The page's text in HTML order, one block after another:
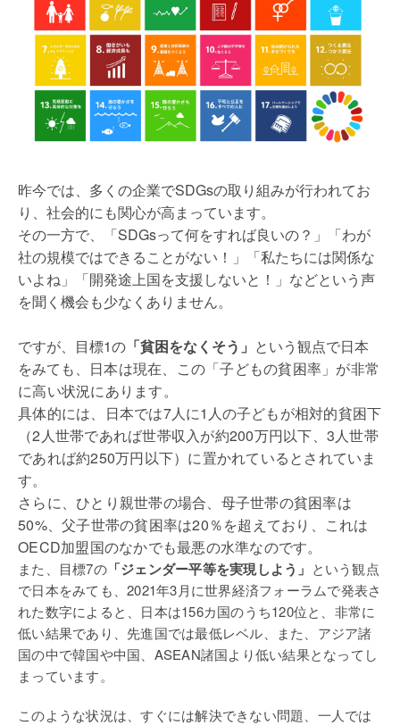
昨今では、多くの企業でSDGsの取り組みが行われてお
り、社会的にも関心が高まっています。
その一方で、「SDGsって何をすれば良いの？」「わが
社の規模ではできることがない！」「私たちには関係な
いよね」「開発途上国を支援しないと！」などという声
を聞く機会も少なくありません。
ですが、目標1の 「貧困をなくそう」 という観点で日本
をみても、 日本は現在、この「子どもの貧困率」が非常
に高い状況にあります。
具体的には、日本では7人に1人の子どもが相対的貧困下
（2人世帯であれば世帯収入が約200万円以下、3人世帯
であれば約250万円以下）に置かれているとされていま
す。
さらに、ひとり親世帯の場合、母子世帯の貧困率は
50%、父子世帯の貧困率は20％を超えており、これは
OECD加盟国のなかでも最悪の水準なのです。
また、目標7の「ジェンダー平等を実現しよう」 という観点
で日本をみても、 2021年3月に世界経済フォーラムで発表さ
れた数字によると、日本は156カ国のうち120位と、非常に
低い結果であり、先進国では最低レベル、また、アジア諸
国の中で韓国や中国、ASEAN諸国より低い結果となってし
まっています。
このような状況は、すぐには解決できない問題、一人では